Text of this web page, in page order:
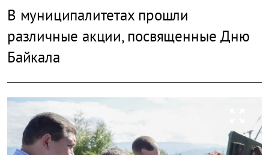
В муниципалитетах прошли
различные акции, посвященные Дню
Байкала